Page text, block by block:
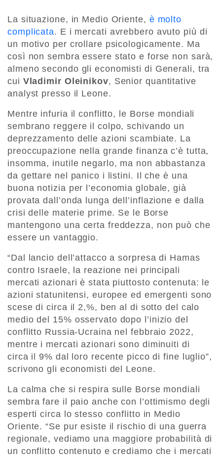
La situazione, in Medio Oriente, è molto
complicata. E i mercati avrebbero avuto più di
un motivo per crollare psicologicamente. Ma
così non sembra essere stato e forse non sarà,
almeno secondo gli economisti di Generali, tra
cui Vladimir Oleinikov, Senior quantitative
analyst presso il Leone.
Mentre infuria il conflitto, le Borse mondiali
sembrano reggere il colpo, schivando un
deprezzamento delle azioni scambiate. La
preoccupazione nella grande finanza c’è tutta,
insomma, inutile negarlo, ma non abbastanza
da gettare nel panico i listini. Il che è una
buona notizia per l’economia globale, già
provata dall’onda lunga dell’inflazione e dalla
crisi delle materie prime. Se le Borse
mantengono una certa freddezza, non può che
essere un vantaggio.
“Dal lancio dell’attacco a sorpresa di Hamas
contro Israele, la reazione nei principali
mercati azionari è stata piuttosto contenuta: le
azioni statunitensi, europee ed emergenti sono
scese di circa il 2,%, ben al di sotto del calo
medio del 15% osservato dopo l’inizio del
conflitto Russia-Ucraina nel febbraio 2022,
mentre i mercati azionari sono diminuiti di
circa il 9% dal loro recente picco di fine luglio”,
scrivono gli economisti del Leone.
La calma che si respira sulle Borse mondiali
sembra fare il paio anche con l’ottimismo degli
esperti circa lo stesso conflitto in Medio
Oriente. “Se pur esiste il rischio di una guerra
regionale, vediamo una maggiore probabilità di
un conflitto contenuto e crediamo che i mercati